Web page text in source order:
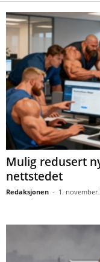
Mulig redusert
nettstedet
Redaksjonen - 1. november